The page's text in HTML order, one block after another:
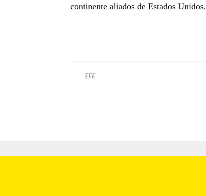
continente aliados de Estados Unidos.
EFE